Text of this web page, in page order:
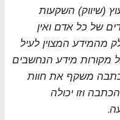
(שיווק) השקעות
של כל אדם ואין
המצוין לעיל
מקורות מידע הנחשבים
משקף את חוות
וזו יכולה
.